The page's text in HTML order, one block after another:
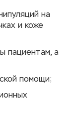
на
и коже
пациентам, а
помощи;